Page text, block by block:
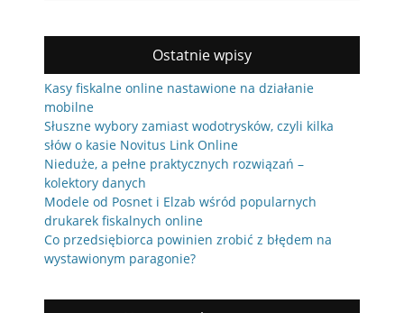
Ostatnie wpisy
Kasy fiskalne online nastawione na działanie
mobilne
Słuszne wybory zamiast wodotrysków, czyli kilka
słów o kasie Novitus Link Online
Nieduże, a pełne praktycznych rozwiązań –
kolektory danych
Modele od Posnet i Elzab wśród popularnych
drukarek fiskalnych online
Co przedsiębiorca powinien zrobić z błędem na
wystawionym paragonie?